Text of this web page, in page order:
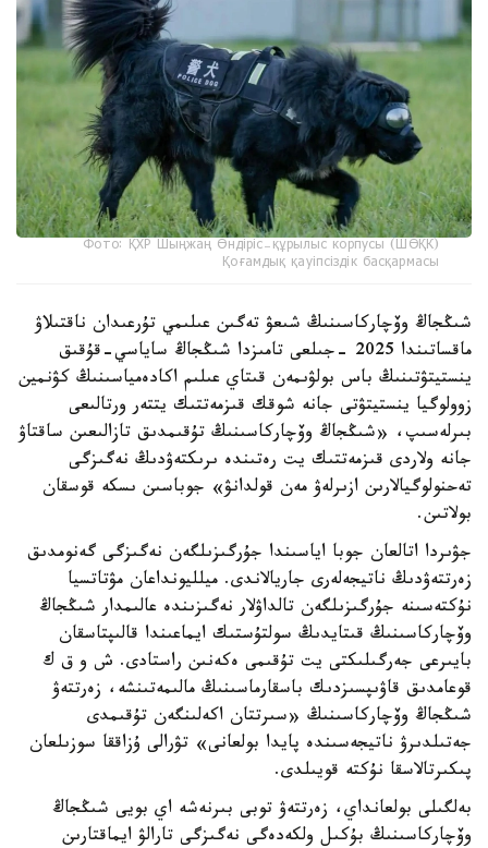
Фото: ҚХР Шыңжаң Өндіріс-құрылыс корпусы (ШӨҚК)
Қоғамдық қауіпсіздік басқармасы
شىڭجاڭ وۆچاركاسىنىڭ شىعۋ تەگىن عىلىمي تۇرعىدان ناقتىلاۋ
ماقساتىندا 2025 -جىلعى تامىزدا شىڭجاڭ ساياسي-قۇقىق
ينستيتۋتىنىڭ باس بولۋىمەن قىتاي عىلىم اكادەمياسىنىڭ كۋنمين
زوولوگيا ينستيتۋتى جانە شوقك قىزمەتتىك يتتەر ورتالىعى
بىرلەسىپ، «شىڭجاڭ وۆچاركاسىنىڭ تۇقىمدىق تازالىعىن ساقتاۋ
جانە ولاردى قىزمەتتىك يت رەتىندە ىرىكتەۋدىڭ نەگىزگى
تەحنولوگيالارىن ازىرلەۋ مەن قولدانۋ» جوباسىن ىسكە قوسقان
بولاتىن.
جۋىردا اتالعان جوبا اياسىندا جۇرگىزىلگەن نەگىزگى گەنومدىق
زەرتتەۋدىڭ ناتيجەلەرى جاريالاندى. ميلليونداعان مۋتاتسيا
نۇكتەسىنە جۇرگىزىلگەن تالداۋلار نەگىزىندە عالىمدار شىڭجاڭ
وۆچاركاسىنىڭ قىتايدىڭ سولتۇستىك ايماعىندا قالىپتاسقان
بايىرعى جەرگىلىكتى يت تۇقىمى ەكەنىن راستادى. ش و ق ك
قوعامدىق قاۋىپسىزدىك باسقارماسىنىڭ مالىمەتىنشە، زەرتتەۋ
شىڭجاڭ وۆچاركاسىنىڭ «سىرتتان اكەلىنگەن تۇقىمدى
جەتىلدىرۋ ناتيجەسىندە پايدا بولعانى» تۋرالى ۇزاققا سوزىلعان
پىكىرتالاسقا نۇكتە قويىلدى.
بەلگىلى بولعانداي، زەرتتەۋ توبى بىرنەشە اي بويى شىڭجاڭ
وۆچاركاسىنىڭ بۇكىل ولكەدەگى نەگىزگى تارالۋ ايماقتارىن